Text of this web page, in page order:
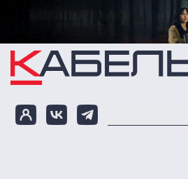
Перейти к основному содержанию